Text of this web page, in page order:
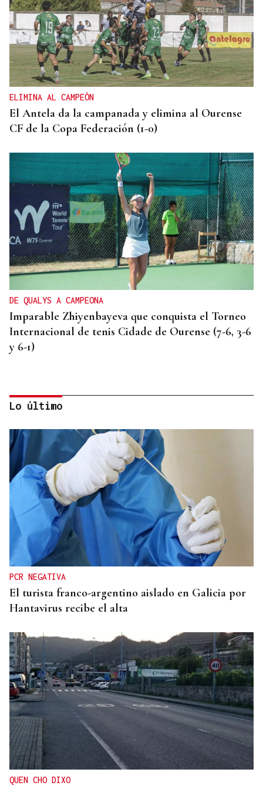
ELIMINA AL CAMPEÓN
El Antela da la campanada y elimina al Ourense
CF de la Copa Federación (1-0)
DE QUALYS A CAMPEONA
Imparable Zhiyenbayeva que conquista el Torneo
Internacional de tenis Cidade de Ourense (7-6, 3-6
y 6-1)
SEMIFINAL IDA
La Supercopa Galicia es el primer gran reto del
Auriense
Lo último
PCR NEGATIVA
El turista franco-argentino aislado en Galicia por
Hantavirus recibe el alta
QUEN CHO DIXO